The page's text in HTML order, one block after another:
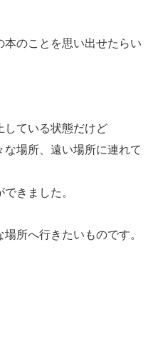
本のことを思い出せたらい
している状態だけど
場所、遠い場所に連れて
きました。
所へ行きたいものです。